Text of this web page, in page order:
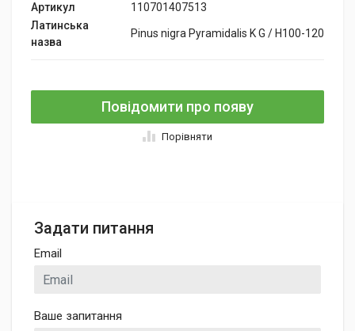
Артикул
110701407513
Латинська
назва
Pinus nigra Pyramidalis K G / H100-120
Повідомити про появу
Порівняти
Задати питання
Email
Ваше запитання